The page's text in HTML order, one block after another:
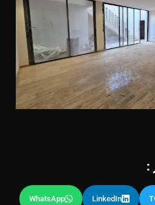
:
LinkedIn
WhatsApp